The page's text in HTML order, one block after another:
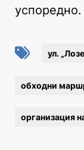
успоредно.
ул.
обходни
организация